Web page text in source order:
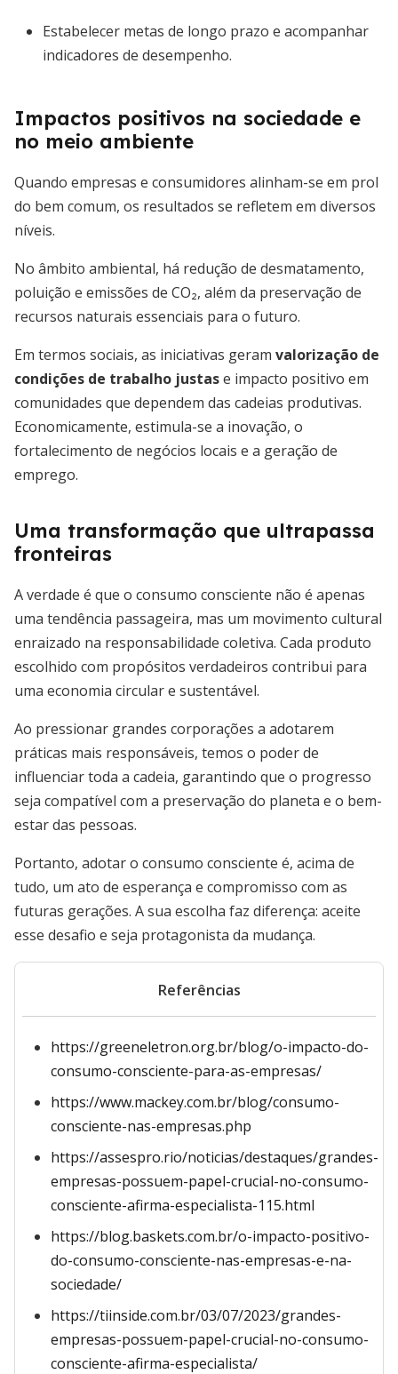
Estabelecer metas de longo prazo e acompanhar
indicadores de desempenho.
Impactos positivos na sociedade e
no meio ambiente
Quando empresas e consumidores alinham-se em prol
do bem comum, os resultados se refletem em diversos
níveis.
No âmbito ambiental, há redução de desmatamento,
poluição e emissões de CO₂, além da preservação de
recursos naturais essenciais para o futuro.
Em termos sociais, as iniciativas geram valorização de
condições de trabalho justase impacto positivo em
comunidades que dependem das cadeias produtivas.
Economicamente, estimula-se a inovação, o
fortalecimento de negócios locais e a geração de
emprego.
Uma transformação que ultrapassa
fronteiras
A verdade é que o consumo consciente não é apenas
uma tendência passageira, mas um movimento cultural
enraizado na responsabilidade coletiva. Cada produto
escolhido com propósitos verdadeiros contribui para
uma economia circular e sustentável.
Ao pressionar grandes corporações a adotarem
práticas mais responsáveis, temos o poder de
influenciar toda a cadeia, garantindo que o progresso
seja compatível com a preservação do planeta e o bem-
estar das pessoas.
Portanto, adotar o consumo consciente é, acima de
tudo, um ato de esperança e compromisso com as
futuras gerações. A sua escolha faz diferença: aceite
esse desafio e seja protagonista da mudança.
Referências
https://greeneletron.org.br/blog/o-impacto-do-
consumo-consciente-para-as-empresas/
https://www.mackey.com.br/blog/consumo-
consciente-nas-empresas.php
https://assespro.rio/noticias/destaques/grandes-
empresas-possuem-papel-crucial-no-consumo-
consciente-afirma-especialista-115.html
https://blog.baskets.com.br/o-impacto-positivo-
do-consumo-consciente-nas-empresas-e-na-
sociedade/
https://tiinside.com.br/03/07/2023/grandes-
empresas-possuem-papel-crucial-no-consumo-
consciente-afirma-especialista/